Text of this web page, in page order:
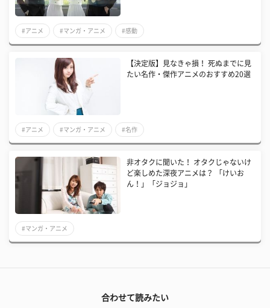
#アニメ #マンガ・アニメ #感動
【決定版】見なきゃ損！ 死ぬまでに見
たい名作・傑作アニメのおすすめ20選
#アニメ #マンガ・アニメ #名作
非オタクに聞いた！ オタクじゃないけ
ど楽しめた深夜アニメは？ 「けいお
ん！」「ジョジョ」
#マンガ・アニメ
合わせて読みたい